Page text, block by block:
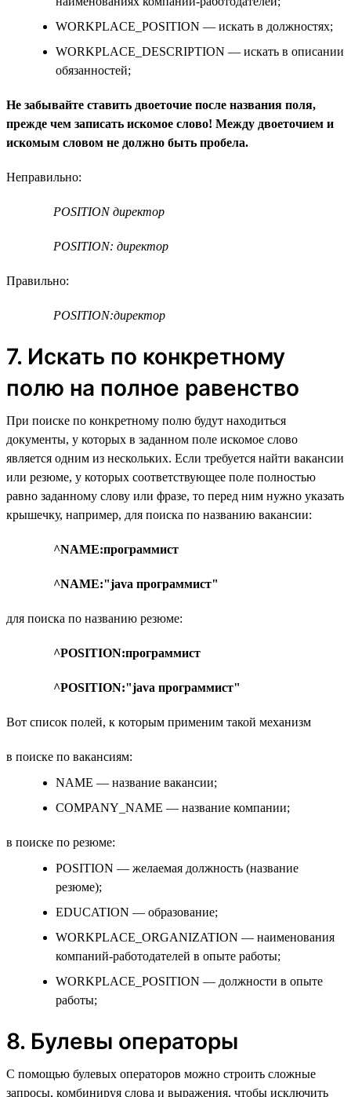
WORKPLACE_POSITION — искать в должностях;
WORKPLACE_DESCRIPTION — искать в описании
обязанностей;
Не забывайте ставить двоеточие после названия поля,
прежде чем записать искомое слово! Между двоеточием и
искомым словом не должно быть пробела.
Неправильно:
POSITION директор
POSITION: директор
Правильно:
POSITION:директор
7. Искать по конкретному
полю на полное равенство
При поиске по конкретному полю будут находиться
документы, у которых в заданном поле искомое слово
является одним из нескольких. Если требуется найти вакансии
или резюме, у которых соответствующее поле полностью
равно заданному слову или фразе, то перед ним нужно указать
крышечку, например, для поиска по названию вакансии:
^NAME:программист
^NAME:"java программист"
для поиска по названию резюме:
^POSITION:программист
^POSITION:"java программист"
Вот список полей, к которым применим такой механизм
в поиске по вакансиям:
NAME — название вакансии;
COMPANY_NAME — название компании;
в поиске по резюме:
POSITION — желаемая должность (название
резюме);
EDUCATION — образование;
WORKPLACE_ORGANIZATION — наименования
компаний-работодателей в опыте работы;
WORKPLACE_POSITION — должности в опыте
работы;
8. Булевы операторы
С помощью булевых операторов можно строить сложные
запросы, комбинируя слова и выражения, чтобы исключить